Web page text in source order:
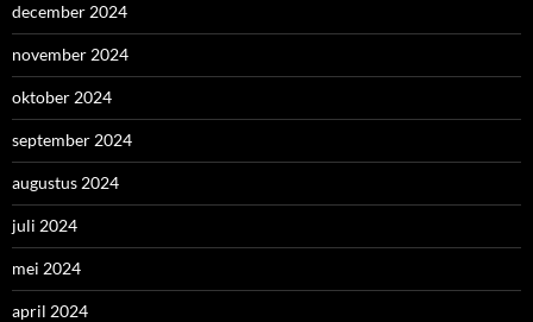
december 2024
november 2024
oktober 2024
september 2024
augustus 2024
juli 2024
mei 2024
april 2024